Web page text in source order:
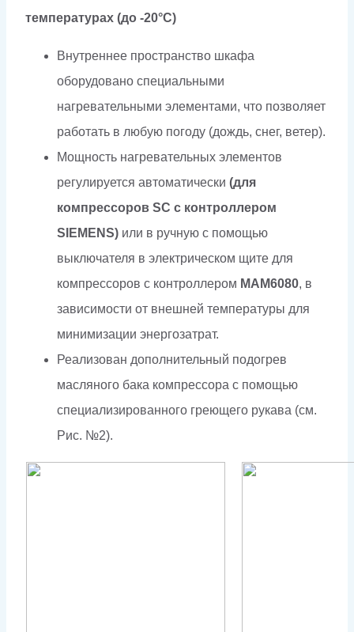
температурах (до -20°C)
Внутреннее пространство шкафа
оборудовано специальными
нагревательными элементами, что позволяет
работать в любую погоду (дождь, снег, ветер).
Мощность нагревательных элементов
регулируется автоматически (для
компрессоров SC с контроллером
SIEMENS) или в ручную с помощью
выключателя в электрическом щите для
компрессоров с контроллером МАМ6080, в
зависимости от внешней температуры для
минимизации энергозатрат.
Реализован дополнительный подогрев
масляного бака компрессора с помощью
специализированного греющего рукава (см.
Рис. №2).